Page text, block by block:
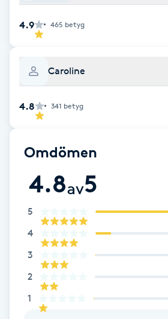
Dermapen
Enzympeeling
Extensions borttagning
Eyeliner-tatuering
Face framing
Faceliftmassage
4.9 465 betyg
Caroline
4.8 341 betyg
Omdömen
4.8av5
5
4
3
2
1